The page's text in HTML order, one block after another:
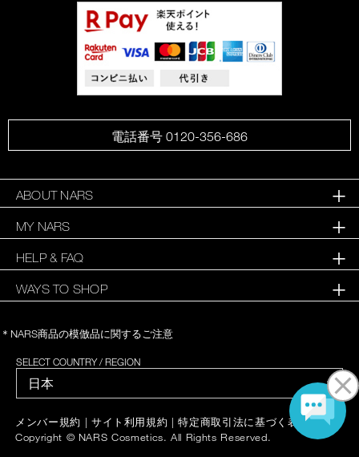
電話番号 0120-356-686
ABOUT NARS
MY NARS
HELP & FAQ
WAYS TO SHOP
＊NARS商品の模倣品に関するご注意
SELECT COUNTRY / REGION
メンバー規約 | サイト利用規約 |特定商取引法に基づく表記|
Copyright © NARS Cosmetics. All Rights Reserved.